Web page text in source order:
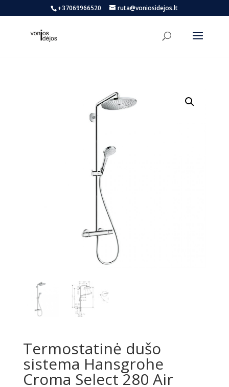
+37069966520 ruta@voniosidejos.lt
Termostatinė dušo
sistema Hansgrohe
Croma Select 280 Air